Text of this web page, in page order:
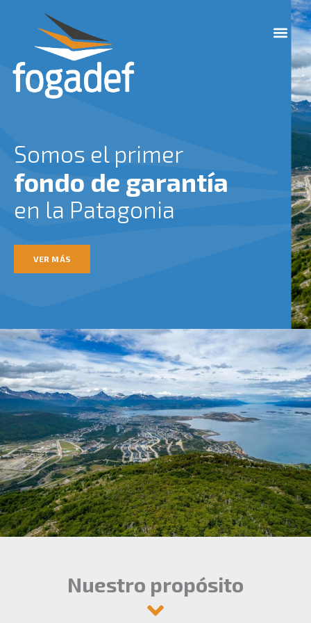
M
e
Somos el primer
fondo de garantía
en la Patagonia
VER MÁS
Nuestro propósito